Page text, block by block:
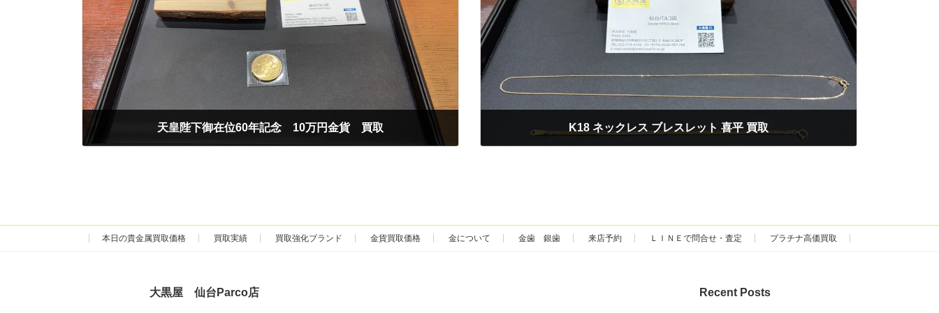
天皇陛下御在位60年記念 10万円金貨 買取 K18 ネックレス ブレスレット 喜平 買取
本日の貴金属買取価格 買取実績 買取強化ブランド 金貨買取価格 金について 金歯 銀歯 来店予約 ＬＩＮＥで問合せ・査定 プラチナ高価買取
大黒屋 仙台Parco店 Recent Posts